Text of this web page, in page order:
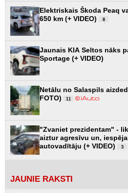
Elektriskais Škoda Peaq
650 km (+ VIDEO)
8
Jaunais KIA Seltos nāks
Sportage (+ VIDEO)
Netālu no Salaspils
FOTO)
11
"Zvaniet prezidentam" -
aiztur agresīvu un,
autovadītāju (+ VIDEO)
3
JAUNIE RAKSTI